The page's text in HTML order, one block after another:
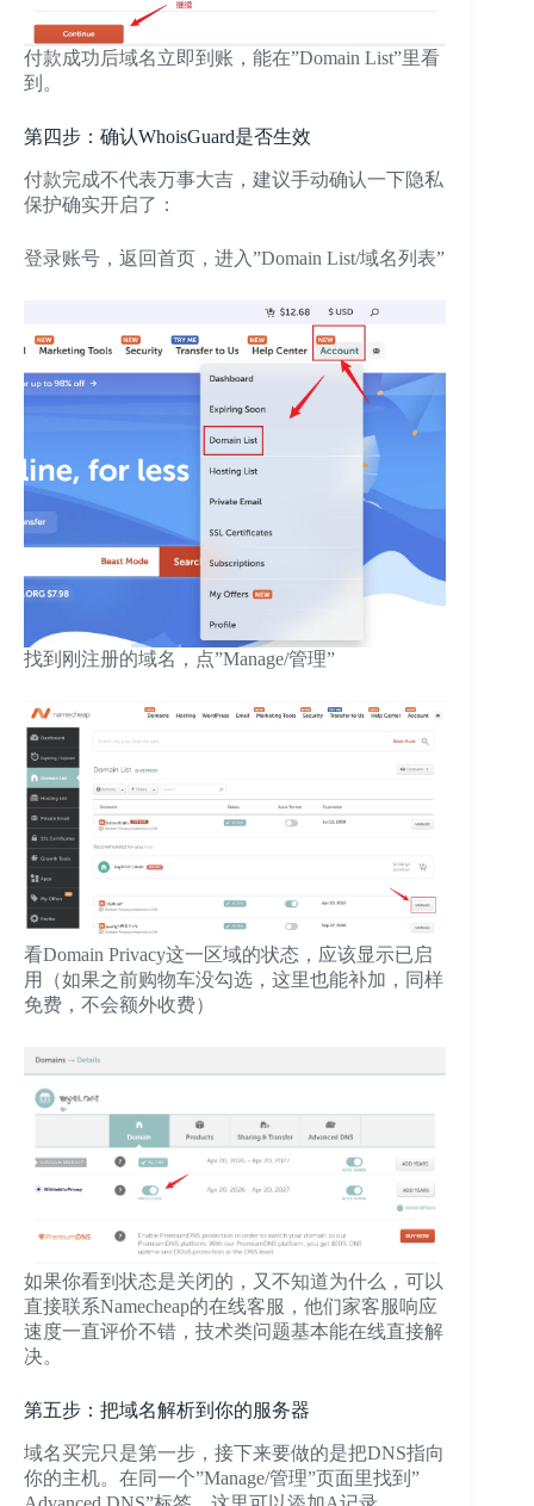
付款成功后域名立即到账，能在”Domain List”里看
到。
第四步：确认WhoisGuard是否生效
付款完成不代表万事大吉，建议手动确认一下隐私
保护确实开启了：
登录账号，返回首页，进入”Domain List/域名列表”
找到刚注册的域名，点”Manage/管理”
看Domain Privacy这一区域的状态，应该显示已启
用（如果之前购物车没勾选，这里也能补加，同样
免费，不会额外收费）
如果你看到状态是关闭的，又不知道为什么，可以
直接联系Namecheap的在线客服，他们家客服响应
速度一直评价不错，技术类问题基本能在线直接解
决。
第五步：把域名解析到你的服务器
域名买完只是第一步，接下来要做的是把DNS指向
你的主机。在同一个”Manage/管理”页面里找到”